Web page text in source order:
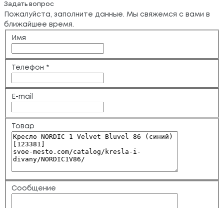
Задать вопрос
Пожалуйста, заполните данные. Мы свяжемся с вами в
ближайшее время.
Имя
Телефон *
E-mail
Товар
Сообщение